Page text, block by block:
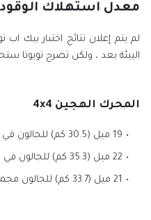
معدل استهلاك الوقود في
البيئة بعد ، ولكن تصرح تويوتا
المحرك الهجين 4x4
19 ميل (30.5 كم) للجالون في المدينة.
22 ميل (35.3 كم) للجالون في الطريق السريع.
21 ميل (33.7 كم) للجالون مجمع.